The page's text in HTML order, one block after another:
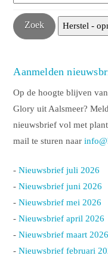
Aanmelden
Op de hoogte blijven
Glory uit Aalsmeer?
nieuwsbrief vol met
mail te sturen naar
-Nieuwsbrief juli 2026
-Nieuwsbrief juni 2026
-Nieuwsbrief mei 2026
-Nieuwsbrief april 2026
-Nieuwsbrief maart 2026
-Nieuwsbrief februari